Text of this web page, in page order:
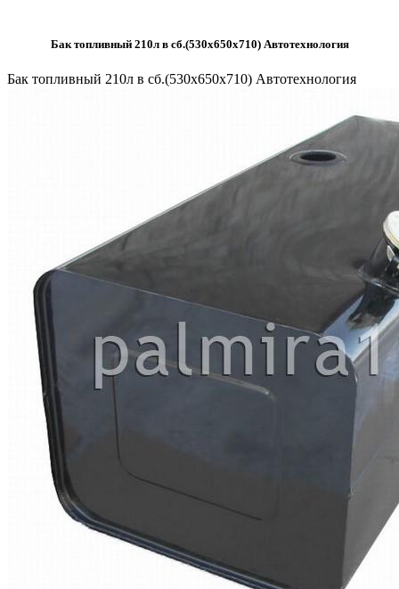
Бак топливный 210л в сб.(530х650х710) Автотехнология
Бак топливный 210л в сб.(530х650х710) Автотехнология